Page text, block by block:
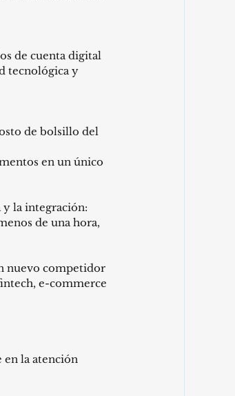
de cuenta digital
tecnológica y
de bolsillo del
en un único
y la integración:
de una hora,
nuevo competidor
e-commerce
en la atención